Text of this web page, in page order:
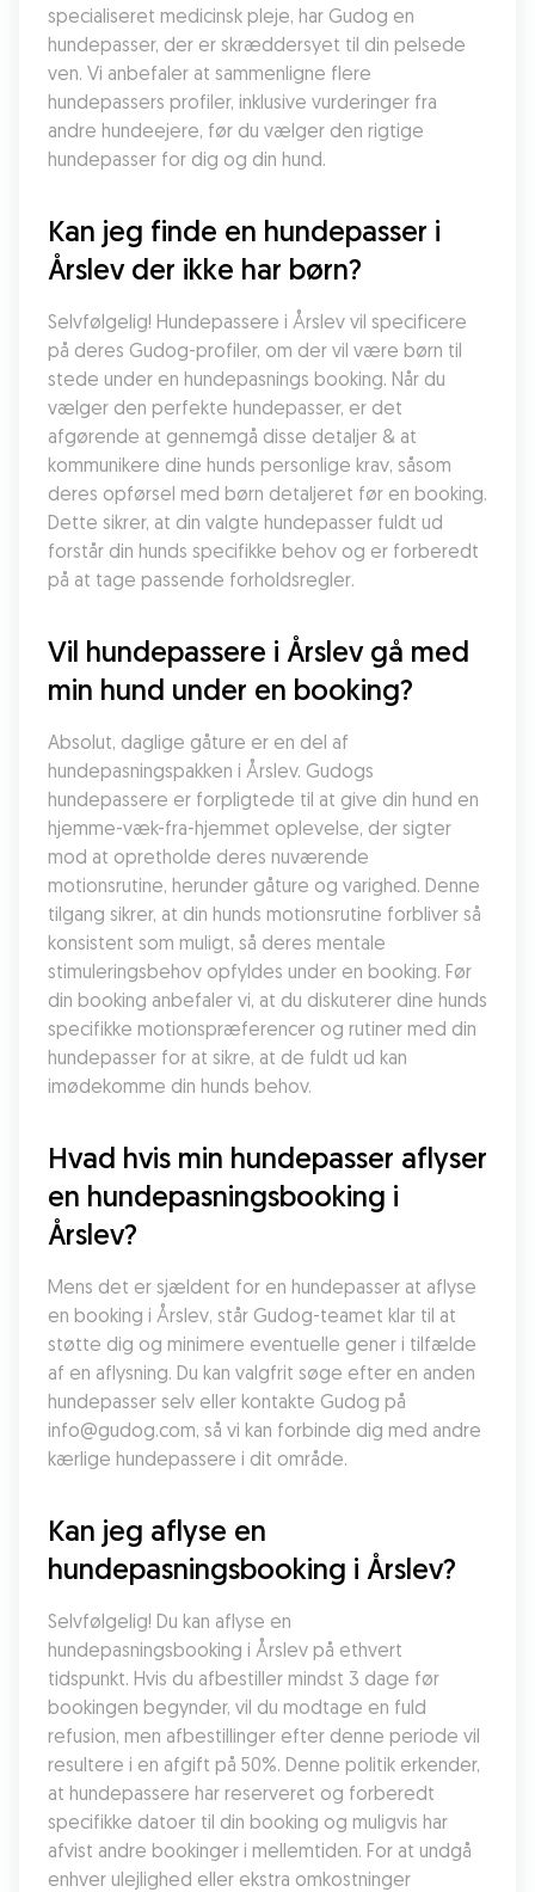
specialiseret medicinsk pleje, har Gudog en
hundepasser, der er skræddersyet til din pelsede
ven. Vi anbefaler at sammenligne flere
hundepassers profiler, inklusive vurderinger fra
andre hundeejere, før du vælger den rigtige
hundepasser for dig og din hund.
Kan jeg finde en hundepasser i
Årslev der ikke har børn?
Selvfølgelig! Hundepassere i Årslev vil specificere
på deres Gudog-profiler, om der vil være børn til
stede under en hundepasnings booking. Når du
vælger den perfekte hundepasser, er det
afgørende at gennemgå disse detaljer & at
kommunikere dine hunds personlige krav, såsom
deres opførsel med børn detaljeret før en booking.
Dette sikrer, at din valgte hundepasser fuldt ud
forstår din hunds specifikke behov og er forberedt
på at tage passende forholdsregler.
Vil hundepassere i Årslev gå med
min hund under en booking?
Absolut, daglige gåture er en del af
hundepasningspakken i Årslev. Gudogs
hundepassere er forpligtede til at give din hund en
hjemme-væk-fra-hjemmet oplevelse, der sigter
mod at opretholde deres nuværende
motionsrutine, herunder gåture og varighed. Denne
tilgang sikrer, at din hunds motionsrutine forbliver så
konsistent som muligt, så deres mentale
stimuleringsbehov opfyldes under en booking. Før
din booking anbefaler vi, at du diskuterer dine hunds
specifikke motionspræferencer og rutiner med din
hundepasser for at sikre, at de fuldt ud kan
imødekomme din hunds behov.
Hvad hvis min hundepasser aflyser
en hundepasningsbooking i
Årslev?
Mens det er sjældent for en hundepasser at aflyse
en booking i Årslev, står Gudog-teamet klar til at
støtte dig og minimere eventuelle gener i tilfælde
af en aflysning. Du kan valgfrit søge efter en anden
hundepasser selv eller kontakte Gudog på
info@gudog.com, så vi kan forbinde dig med andre
kærlige hundepassere i dit område.
Kan jeg aflyse en
hundepasningsbooking i Årslev?
Selvfølgelig! Du kan aflyse en
hundepasningsbooking i Årslev på ethvert
tidspunkt. Hvis du afbestiller mindst 3 dage før
bookingen begynder, vil du modtage en fuld
refusion, men afbestillinger efter denne periode vil
resultere i en afgift på 50%. Denne politik erkender,
at hundepassere har reserveret og forberedt
specifikke datoer til din booking og muligvis har
afvist andre bookinger i mellemtiden. For at undgå
enhver ulejlighed eller ekstra omkostninger